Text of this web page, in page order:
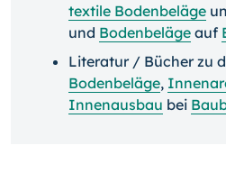
textile Bodenbeläge
und Bodenbeläge auf
Literatur / Bücher zu
Bodenbeläge,
Innenausbau bei